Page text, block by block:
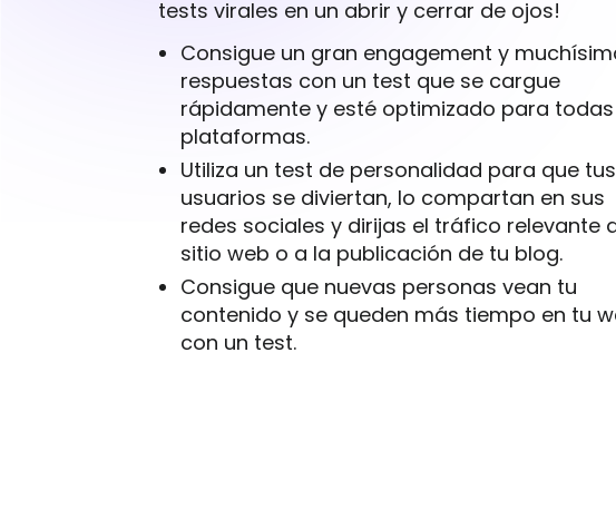
tests virales en un abrir y cerrar de ojos!
Consigue un gran engagement y
respuestas con un test que se cargue
rápidamente y esté optimizado para
plataformas.
Utiliza un test de personalidad para que tus
usuarios se diviertan, lo compartan en sus
redes sociales y dirijas el tráfico relevante
sitio web o a la publicación de tu blog.
Consigue que nuevas personas vean tu
contenido y se queden más tiempo en tu
con un test.